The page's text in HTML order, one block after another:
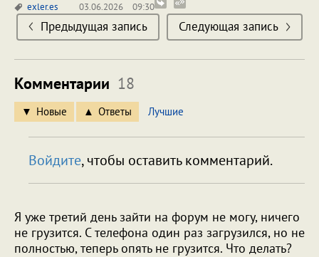
exler.es 03.06.2026 09:30
Предыдущая запись Следующая запись
Комментарии 18
Новые Ответы Лучшие
Войдите, чтобы оставить комментарий.
Я уже третий день зайти на форум не могу, ничего
не грузится. С телефона один раз загрузился, но не
полностью, теперь опять не грузится. Что делать?